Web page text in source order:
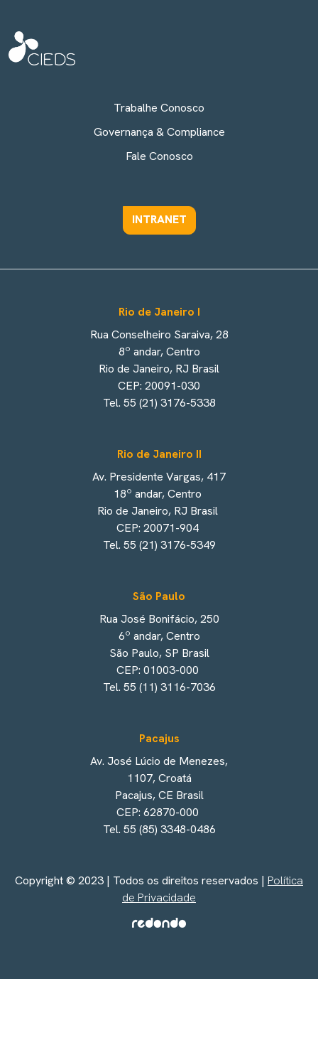
Trabalhe Conosco
Governança & Compliance
Fale Conosco
INTRANET
Rio de Janeiro I
Rua Conselheiro Saraiva, 28
8º andar, Centro
Rio de Janeiro, RJ Brasil
CEP: 20091-030
Tel. 55 (21) 3176-5338
Rio de Janeiro II
Av. Presidente Vargas, 417
18º andar, Centro
Rio de Janeiro, RJ Brasil
CEP: 20071-904
Tel. 55 (21) 3176-5349
São Paulo
Rua José Bonifácio, 250
6º andar, Centro
São Paulo, SP Brasil
CEP: 01003-000
Tel. 55 (11) 3116-7036
Pacajus
Av. José Lúcio de Menezes,
1107, Croatá
Pacajus, CE Brasil
CEP: 62870-000
Tel. 55 (85) 3348-0486
Copyright © 2023 | Todos os direitos reservados | Política
de Privacidade